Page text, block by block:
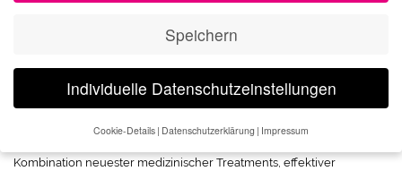
Langfristig anhaltende und umfassende Ergebnisse nach
Kombination neuester medizinischer Treatments, effektiver
Speichern
Individuelle Datenschutzeinstellungen
Cookie-Details Datenschutzerklärung Impressum
Datenschutzeinstellungen